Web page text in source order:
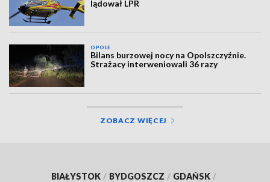
lądował LPR
OPOLE
Bilans burzowej nocy na Opolszczyźnie.
Strażacy interweniowali 36 razy
ZOBACZ WIĘCEJ
BIAŁYSTOK / BYDGOSZCZ / GDAŃSK /